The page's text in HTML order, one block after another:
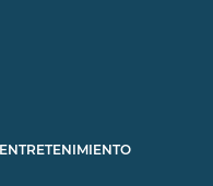
ENTRETENIMIENTO